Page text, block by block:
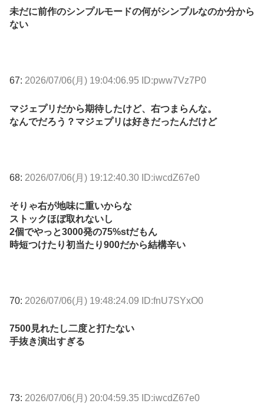
未だに前作のシンプルモードの何がシンプルなのか分から
ない
67: 2026/07/06(月) 19:04:06.95 ID:pww7Vz7P0
マジェプリだから期待したけど、右つまらんな。
なんでだろう？マジェプリは好きだったんだけど
68: 2026/07/06(月) 19:12:40.30 ID:iwcdZ67e0
そりゃ右が地味に重いからな
ストックほぼ取れないし
2個でやっと3000発の75%stだもん
時短つけたり初当たり900だから結構辛い
70: 2026/07/06(月) 19:48:24.09 ID:fnU7SYxO0
7500見れたし二度と打たない
手抜き演出すぎる
73: 2026/07/06(月) 20:04:59.35 ID:iwcdZ67e0